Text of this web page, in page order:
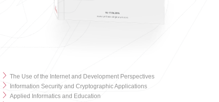
The Use of the Internet and Development Perspectives
Information Security and Cryptographic Applications
Applied Informatics and Education